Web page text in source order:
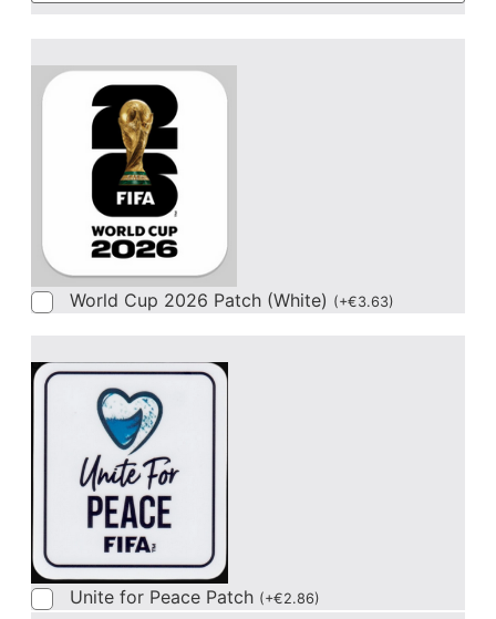
World Cup 2026 Patch (White) (+€3.63)
Unite for Peace Patch (+€2.86)